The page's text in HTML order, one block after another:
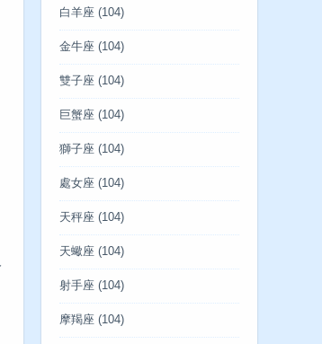
白羊座 (104)
金牛座 (104)
雙子座 (104)
巨蟹座 (104)
獅子座 (104)
處女座 (104)
天秤座 (104)
天蠍座 (104)
射手座 (104)
摩羯座 (104)